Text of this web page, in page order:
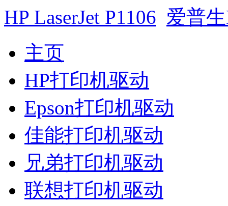
HP LaserJet P1106 爱普
主页
HP打印机驱动
Epson打印机驱动
佳能打印机驱动
兄弟打印机驱动
联想打印机驱动